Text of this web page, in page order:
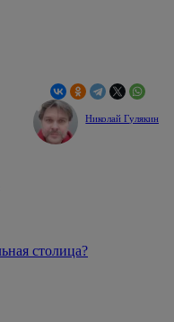
Николай Гулякин
столица?